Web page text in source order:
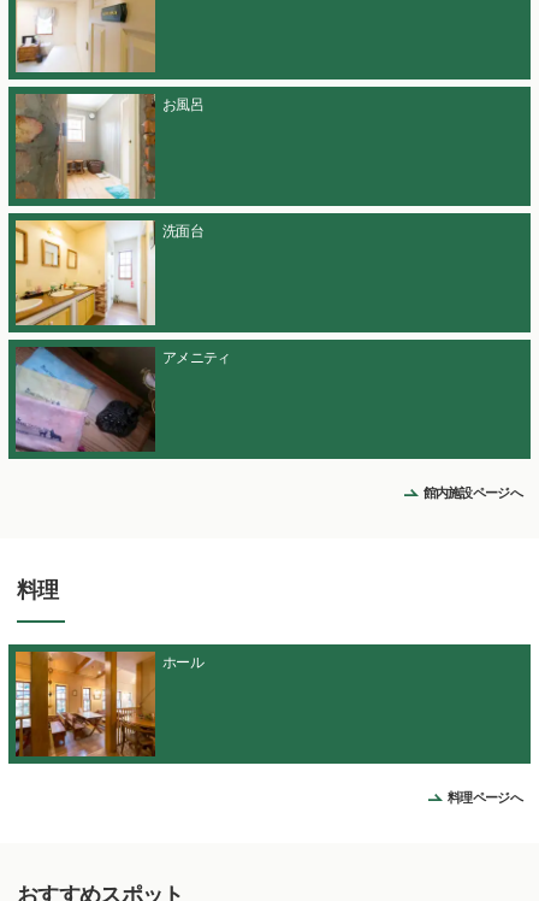
お風呂
洗面台
アメニティ
館内施設ページへ
料理
ホール
料理ページへ
おすすめスポット